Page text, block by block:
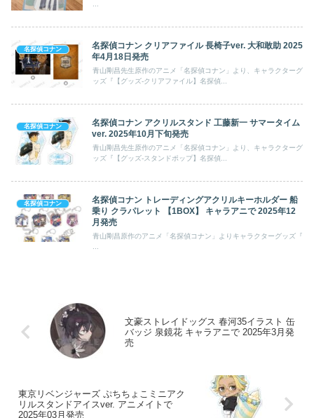
名探偵コナン
名探偵コナン クリアファイル 長椅子ver. 大和敢助 2025
年4月18日発売
青山剛昌先生原作のアニメ「名探偵コナン」より、キャラクターグ
ッズ『【グッズ-クリアファイル】名探偵...
名探偵コナン
名探偵コナン アクリルスタンド 工藤新一 サマータイム
ver. 2025年10月下旬発売
青山剛昌先生原作のアニメ「名探偵コナン」より、キャラクターグ
ッズ『【グッズ-スタンドポップ】名探偵...
名探偵コナン
名探偵コナン トレーディングアクリルキーホルダー 船
乗り クラパレット 【1BOX】 キャラアニで 2025年12
月発売
青山剛昌原作のアニメ「名探偵コナン」よりキャラクターグッズ『
文豪ストレイドッグス 春河35イラスト 缶
バッジ 泉鏡花 キャラアニで 2025年3月発
売
東京リベンジャーズ ぷちちょこミニアク
リルスタンドアイスver. アニメイトで
2025年03月発売